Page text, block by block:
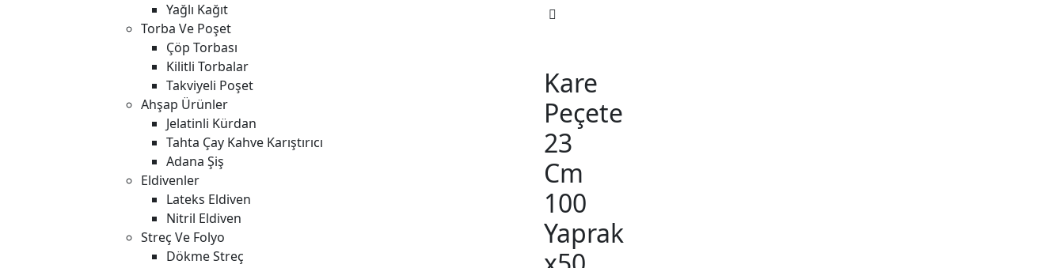
Yağlı Kağıt
Torba Ve Poşet
Çöp Torbası
Kilitli Torbalar
Takviyeli Poşet
Ahşap Ürünler
Jelatinli Kürdan
Tahta Çay Kahve Karıştırıcı
Adana Şiş
Eldivenler
Lateks Eldiven
Nitril Eldiven
Streç Ve Folyo
Dökme Streç
Kare
Peçete
23
Cm
100
Yaprak